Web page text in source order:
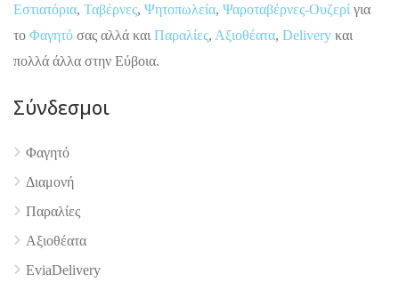
Εστιατόρια, Ταβέρνες, Ψητοπωλεία, Ψαροταβέρνες-Ουζερί για
το Φαγητό σας αλλά και Παραλίες, Αξιοθέατα, Delivery και
πολλά άλλα στην Εύβοια.
Σύνδεσμοι
Φαγητό
Διαμονή
Παραλίες
Αξιοθέατα
EviaDelivery